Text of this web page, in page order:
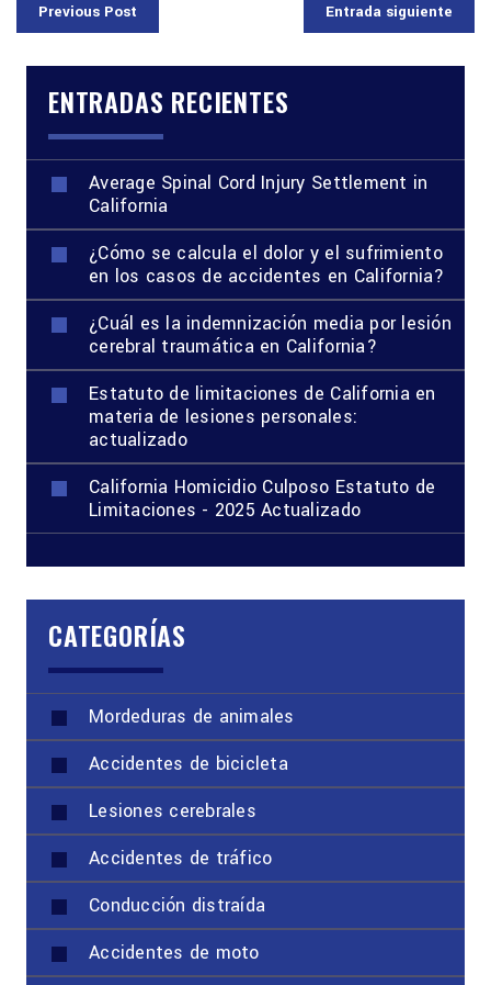
Previous Post Entrada siguiente
ENTRADAS RECIENTES
Average Spinal Cord Injury Settlement in
California
¿Cómo se calcula el dolor y el sufrimiento
en los casos de accidentes en California?
¿Cuál es la indemnización media por lesión
cerebral traumática en California?
Estatuto de limitaciones de California en
materia de lesiones personales:
actualizado
California Homicidio Culposo Estatuto de
Limitaciones - 2025 Actualizado
CATEGORÍAS
Mordeduras de animales
Accidentes de bicicleta
Lesiones cerebrales
Accidentes de tráfico
Conducción distraída
Accidentes de moto